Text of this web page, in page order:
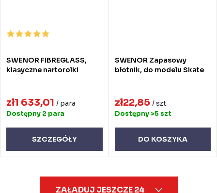
SWENOR FIBREGLASS,
klasyczne nartorolki
zł1 633,01 / para
Dostępny 2 para
SZCZEGÓŁY
SWENOR Zapasowy
błotnik, do modelu Skate
zł22,85 / szt
Dostępny>5 szt
DO KOSZYKA
ZAŁADUJ JESZCZE 24